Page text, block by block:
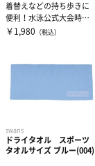
着替えなどの持ち歩きに
便利！水泳公式大会時、
招集所持ち込みOK。
￥1,980 （税込）
swans
ドライタオル スポーツ
タオルサイズ ブルー(004)